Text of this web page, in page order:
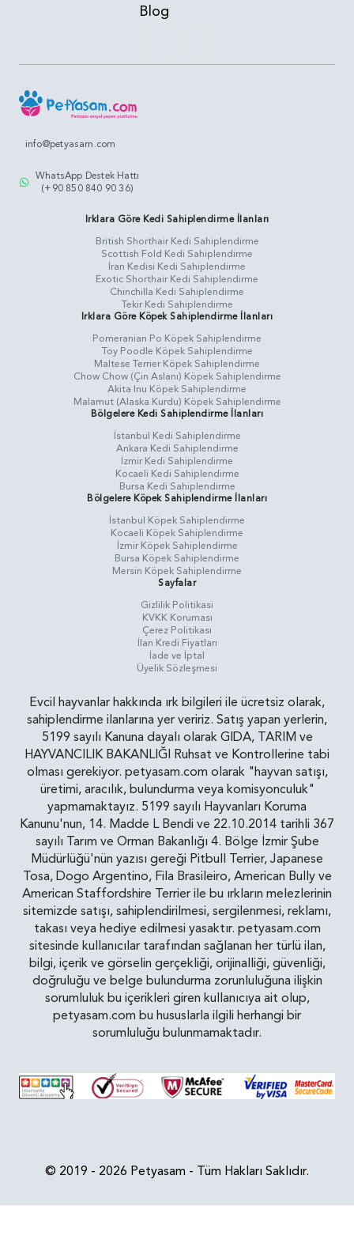
Blog
info@petyasam.com
WhatsApp Destek Hattı
(+90 850 840 90 36)
Irklara Göre Kedi Sahiplendirme İlanları
British Shorthair Kedi Sahiplendirme
Scottish Fold Kedi Sahiplendirme
İran Kedisi Kedi Sahiplendirme
Exotic Shorthair Kedi Sahiplendirme
Chinchilla Kedi Sahiplendirme
Tekir Kedi Sahiplendirme
Irklara Göre Köpek Sahiplendirme İlanları
Pomeranian Po Köpek Sahiplendirme
Toy Poodle Köpek Sahiplendirme
Maltese Terrier Köpek Sahiplendirme
Chow Chow (Çin Aslanı) Köpek Sahiplendirme
Akita Inu Köpek Sahiplendirme
Malamut (Alaska Kurdu) Köpek Sahiplendirme
Bölgelere Kedi Sahiplendirme İlanları
İstanbul Kedi Sahiplendirme
Ankara Kedi Sahiplendirme
İzmir Kedi Sahiplendirme
Kocaeli Kedi Sahiplendirme
Bursa Kedi Sahiplendirme
Bölgelere Köpek Sahiplendirme İlanları
İstanbul Köpek Sahiplendirme
Kocaeli Köpek Sahiplendirme
İzmir Köpek Sahiplendirme
Bursa Köpek Sahiplendirme
Mersin Köpek Sahiplendirme
Sayfalar
Gizlilik Politikasi
KVKK Koruması
Çerez Politikası
İlan Kredi Fiyatları
İade ve İptal
Üyelik Sözleşmesi
Evcil hayvanlar hakkında ırk bilgileri ile ücretsiz olarak,
sahiplendirme ilanlarına yer veririz. Satış yapan yerlerin,
5199 sayılı Kanuna dayalı olarak GIDA, TARIM ve
HAYVANCILIK BAKANLIĞI Ruhsat ve Kontrollerine tabi
olması gerekiyor. petyasam.com olarak "hayvan satışı,
üretimi, aracılık, bulundurma veya komisyonculuk"
yapmamaktayız. 5199 sayılı Hayvanları Koruma
Kanunu'nun, 14. Madde L Bendi ve 22.10.2014 tarihli 367
sayılı Tarım ve Orman Bakanlığı 4. Bölge İzmir Şube
Müdürlüğü'nün yazısı gereği Pitbull Terrier, Japanese
Tosa, Dogo Argentino, Fila Brasileiro, American Bully ve
American Staffordshire Terrier ile bu ırkların melezlerinin
sitemizde satışı, sahiplendirilmesi, sergilenmesi, reklamı,
takası veya hediye edilmesi yasaktır. petyasam.com
sitesinde kullanıcılar tarafından sağlanan her türlü ilan,
bilgi, içerik ve görselin gerçekliği, orijinalliği, güvenliği,
doğruluğu ve belge bulundurma zorunluluğuna ilişkin
sorumluluk bu içerikleri giren kullanıcıya ait olup,
petyasam.com bu hususlarla ilgili herhangi bir
sorumluluğu bulunmamaktadır.
© 2019 - 2026 Petyasam - Tüm Hakları Saklıdır.